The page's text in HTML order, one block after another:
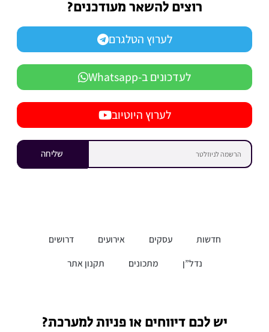
רוצים להשאר מעודכנים?
לערוץ הטלגרם
לעדכונים ב-Whatsapp
לערוץ היוטיוב
שליחה
חדשות עסקים אירועים
דרושים
נדל”ן
מתכונים תקנון אתר
יש לכם דיווחים או פניות למערכת?